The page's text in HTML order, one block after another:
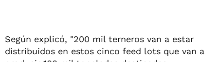
Según explicó, "200 mil terneros van a estar
distribuidos en estos cinco feed lots que van a